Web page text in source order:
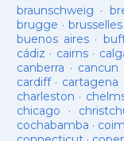
braunschweig ·
brugge · brusselles
buenos aires·
cádiz · cairns·
canberra · cancun
cardiff· cartagena
charleston ·
chicago ·
cochabamba ·